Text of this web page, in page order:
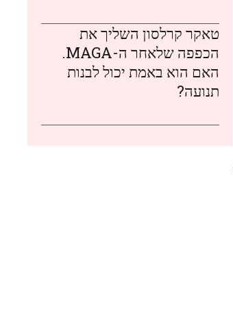
טאקר קרלסון השליך את
הכפפה שלאחר ה-MAGA.
האם הוא באמת יכול לבנות
תנועה?